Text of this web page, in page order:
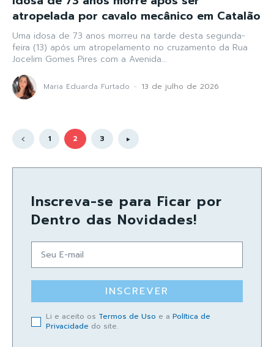
atropelada por cavalo mecânico em Catalão
Uma idosa de 73 anos morreu na tarde desta segunda-
feira (13) após um atropelamento no cruzamento da Rua
Jocelim Gomes Pires com a Avenida...
Maria Eduarda Furtado - 13 de julho de 2026
1 2 3
Inscreva-se para Ficar por
Dentro das Novidades!
INSCREVER
Li e aceito os Termos de Uso e a Política de
Privacidade do site.